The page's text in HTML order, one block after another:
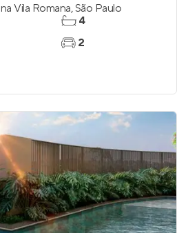
na Vila Romana,São Paulo
4
2